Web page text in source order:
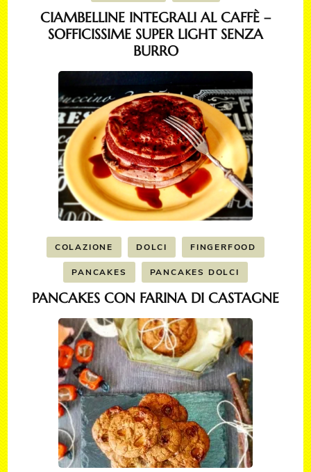
CIAMBELLINE INTEGRALI AL CAFFÈ –
SOFFICISSIME SUPER LIGHT SENZA
BURRO
COLAZIONE DOLCI FINGERFOOD
PANCAKES PANCAKES DOLCI
PANCAKES CON FARINA DI CASTAGNE